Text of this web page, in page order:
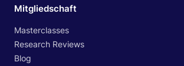
Mitgliedschaft
Masterclasses
Research Reviews
Blog